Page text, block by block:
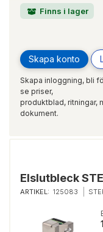
Finns i lager
Skapa konto
Skapa inloggning, bli
se priser,
produktblad, ritningar,
dokument.
Elslutbleck
ARTIKEL: 125083